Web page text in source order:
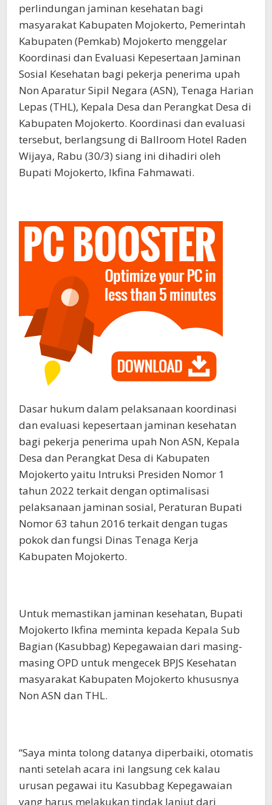
perlindungan jaminan kesehatan bagi
masyarakat Kabupaten Mojokerto, Pemerintah
Kabupaten (Pemkab) Mojokerto menggelar
Koordinasi dan Evaluasi Kepesertaan Jaminan
Sosial Kesehatan bagi pekerja penerima upah
Non Aparatur Sipil Negara (ASN), Tenaga Harian
Lepas (THL), Kepala Desa dan Perangkat Desa di
Kabupaten Mojokerto. Koordinasi dan evaluasi
tersebut, berlangsung di Ballroom Hotel Raden
Wijaya, Rabu (30/3) siang ini dihadiri oleh
Bupati Mojokerto, Ikfina Fahmawati.
Dasar hukum dalam pelaksanaan koordinasi
dan evaluasi kepesertaan jaminan kesehatan
bagi pekerja penerima upah Non ASN, Kepala
Desa dan Perangkat Desa di Kabupaten
Mojokerto yaitu Intruksi Presiden Nomor 1
tahun 2022 terkait dengan optimalisasi
pelaksanaan jaminan sosial, Peraturan Bupati
Nomor 63 tahun 2016 terkait dengan tugas
pokok dan fungsi Dinas Tenaga Kerja
Kabupaten Mojokerto.
Untuk memastikan jaminan kesehatan, Bupati
Mojokerto Ikfina meminta kepada Kepala Sub
Bagian (Kasubbag) Kepegawaian dari masing-
masing OPD untuk mengecek BPJS Kesehatan
masyarakat Kabupaten Mojokerto khususnya
Non ASN dan THL.
“Saya minta tolong datanya diperbaiki, otomatis
nanti setelah acara ini langsung cek kalau
urusan pegawai itu Kasubbag Kepegawaian
yang harus melakukan tindak lanjut dari